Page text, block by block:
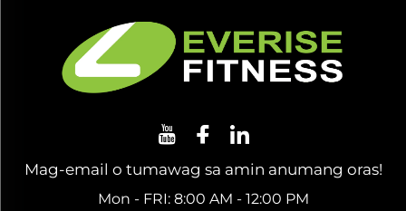
Mag-email o tumawag sa amin anumang oras!
Mon - FRI: 8:00 AM - 12:00 PM